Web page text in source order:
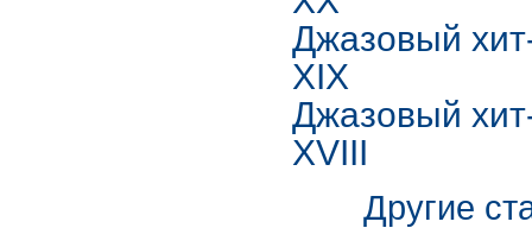
Джазовый
XIX
Джазовый
XVIII
Другие